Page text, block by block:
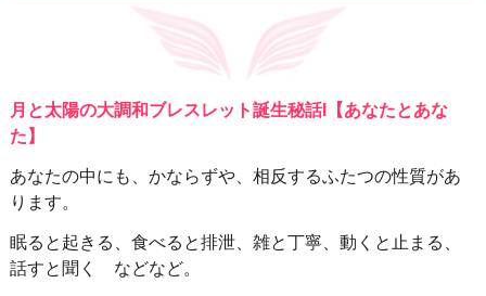
月と太陽の大調和ブレスレット誕生秘話I【あなたとあな
た】
あなたの中にも、かならずや、相反するふたつの性質があ
ります。
眠ると起きる、食べると排泄、雑と丁寧、動くと止まる、
話すと聞く などなど。